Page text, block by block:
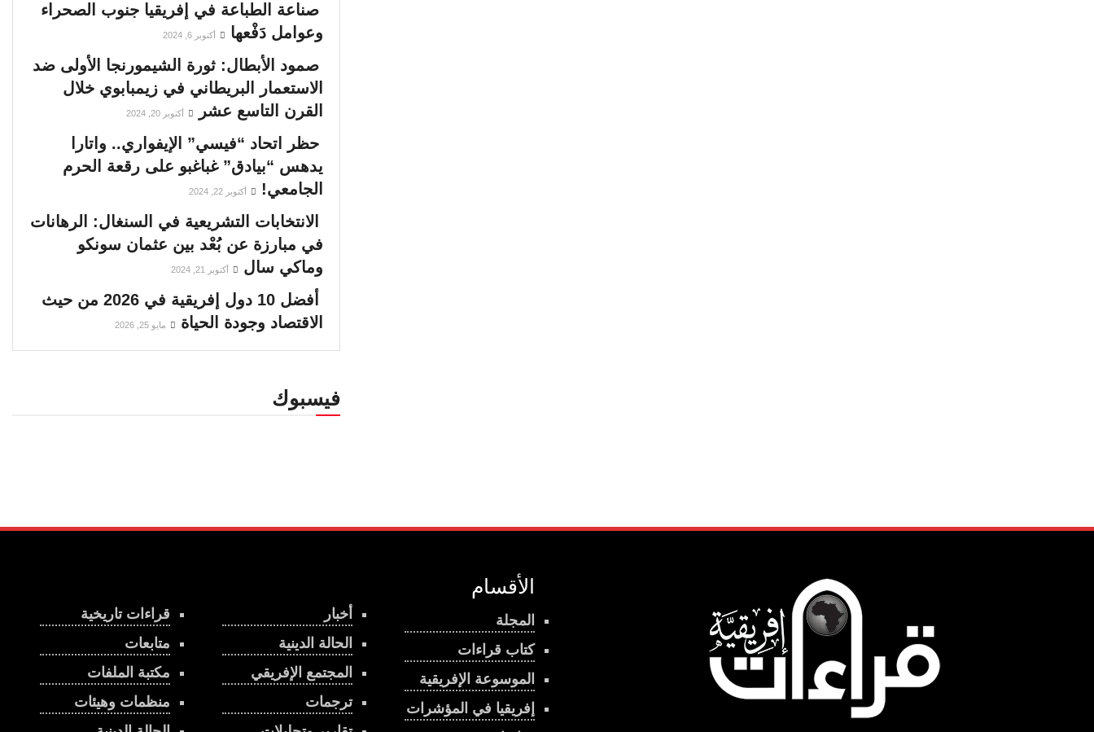
صناعة الطباعة في إفريقيا جنوب الصحراء
وعوامل دَفْعها
أكتوبر 6, 2024
صمود الأبطال: ثورة الشيمورنجا الأولى ضد
الاستعمار البريطاني في زيمبابوي خلال
القرن التاسع عشر
أكتوبر 20, 2024
حظر اتحاد “فيسي” الإيفواري.. واتارا
يدهس “بيادق” غباغبو على رقعة الحرم
الجامعي!
أكتوبر 22, 2024
الانتخابات التشريعية في السنغال: الرهانات
في مبارزة عن بُعْد بين عثمان سونكو
وماكي سال
أكتوبر 21, 2024
أفضل 10 دول إفريقية في 2026 من حيث
الاقتصاد وجودة الحياة
مايو 25, 2026
فيسبوك
قراءات تاريخية
متابعات
مكتبة الملفات
منظمات وهيئات
أخبار
الحالة الدينية
المجتمع الإفريقي
ترجمات
الأقسام
المجلة
كتاب قراءات
الموسوعة الإفريقية
إفريقيا في المؤشرات